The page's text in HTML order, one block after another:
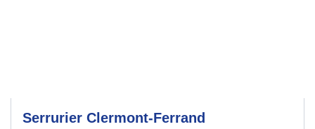
Serrurier Clermont-Ferrand